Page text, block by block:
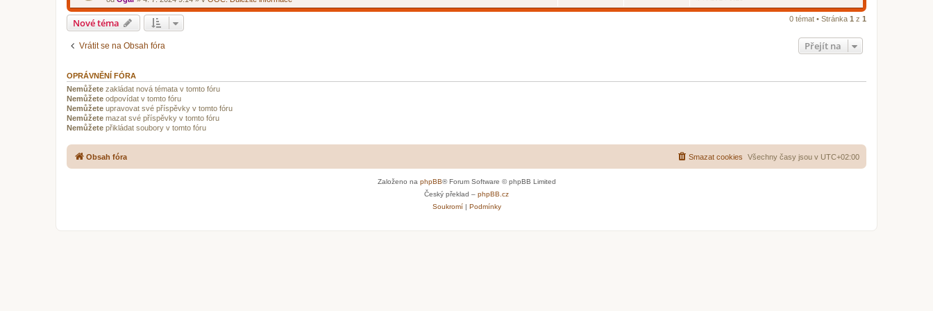
d
v
Nové téma 0 témat • Stránka 1 z 1
Vrátit se na Obsah fóra Přejít na
OPRÁVNĚNÍ FÓRA
Nemůžete zakládat nová témata v tomto fóru
Nemůžete odpovídat v tomto fóru
Nemůžete upravovat své příspěvky v tomto fóru
Nemůžete mazat své příspěvky v tomto fóru
Nemůžete přikládat soubory v tomto fóru
Obsah fóra Všechny časy jsou v UTC+02:00
Smazat cookies
Založeno na phpBB® Forum Software © phpBB Limited
Český překlad – phpBB.cz
Soukromí| Podmínky